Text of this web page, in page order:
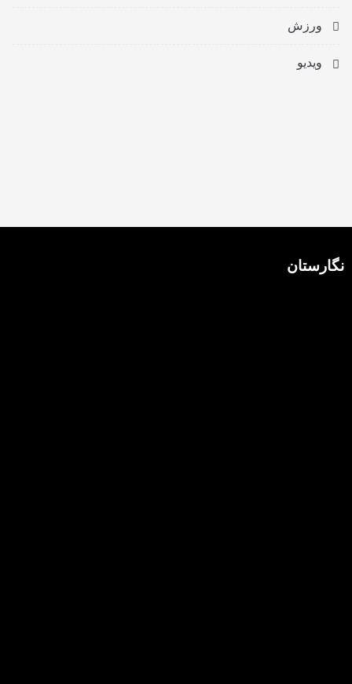
ورزش
ویدیو
نگارستان